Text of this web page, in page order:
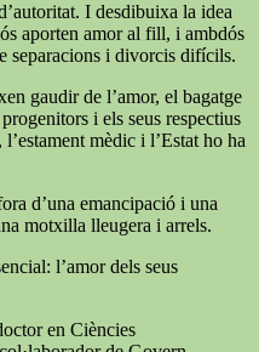
I desdibuixa la idea
aporten amor al fill, i ambdós
separacions i divorcis difícils.
gaudir de l’amor, el bagatge
i els seus respectius
mèdic i l’Estat ho ha
d’una emancipació i una
motxilla lleugera i arrels.
l’amor dels seus
en Ciències